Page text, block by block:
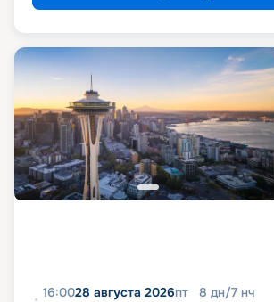
16:0028 августа 2026пт 8 дн/7 нч